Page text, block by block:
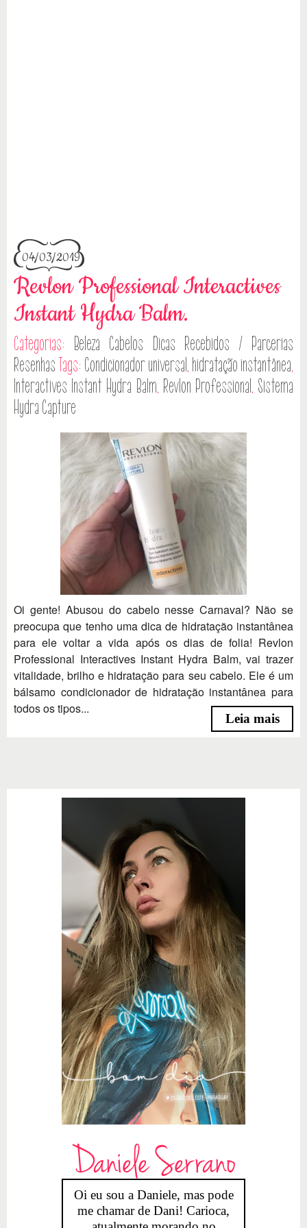
04/03/2019
Revlon Professional Interactives
Instant Hydra Balm.
Categorias: Beleza Cabelos Dicas Recebidos / Parcerias
Resenhas Tags: Condicionador universal, hidratação instantânea,
Interactives Instant Hydra Balm, Revlon Professional, Sistema
Hydra Capture
Oi gente! Abusou do cabelo nesse Carnaval? Não se
preocupa que tenho uma dica de hidratação instantânea
para ele voltar a vida após os dias de folia! Revlon
Professional Interactives Instant Hydra Balm, vai trazer
vitalidade, brilho e hidratação para seu cabelo. Ele é um
bálsamo condicionador de hidratação instantânea para
todos os tipos...
Leia mais
Daniele Serrano
Oi eu sou a Daniele, mas pode
me chamar de Dani! Carioca,